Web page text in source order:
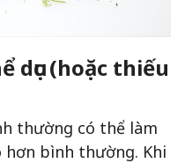
dục (hoặc thiếu
thường có thể làm
hơn bình thường. Khi